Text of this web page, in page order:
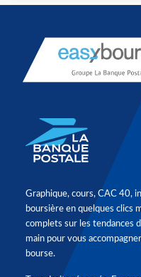
Graphique, cours, CAC 40,
boursière en quelques clics
complets sur les tendances
main pour vous
bourse.